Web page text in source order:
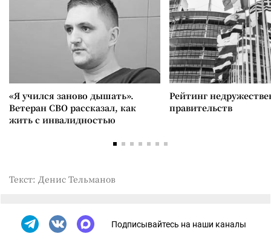
«Я учился заново дышать».
Ветеран СВО рассказал, как
жить с инвалидностью
Рейтинг
правительств
Текст: Денис Тельманов
Подписывайтесь на наши каналы